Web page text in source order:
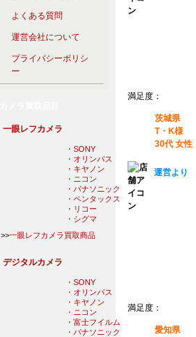
満足度：
茨城県
T・K様
30代 女性
運営より
満足度：
愛知県
よくある質問
運営会社について
プライバシーポリシ
ー
一眼レフカメラ
・SONY
・オリンパス
・キヤノン
・ニコン
・パナソニック
・ペンタックス
・リコー
・シグマ
>>一眼レフカメラ買取商品
デジタルカメラ
・SONY
・オリンパス
・キヤノン
・ニコン
・富士フイルム
・パナソニック